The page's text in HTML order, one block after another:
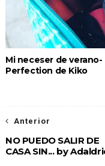
Mi neceser de
Perfection de Kiko
Anterior
NO PUEDO SALIR DE
CASA SIN... by